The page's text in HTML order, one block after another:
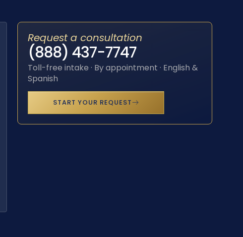
Request a consultation
(888) 437-7747
Toll-free intake · By appointment · English &
Spanish
START YOUR REQUEST